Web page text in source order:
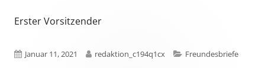
Erster Vorsitzender
Veröffentlicht
Januar 11, 2021 Autor
redaktion_c194q1cx Kategorien
Freundesbriefe